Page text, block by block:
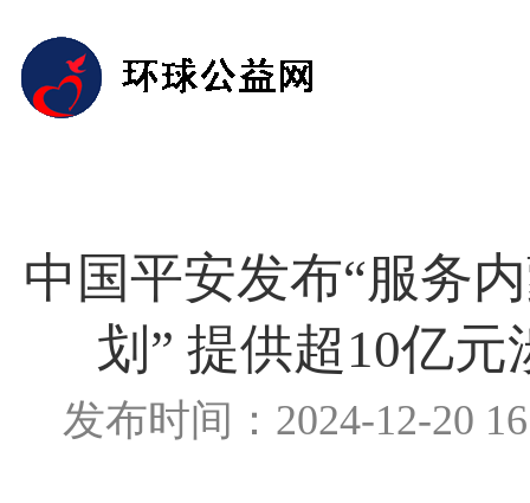
中国平安发布“服务
划” 提供超10亿
发布时间：2024-12-20